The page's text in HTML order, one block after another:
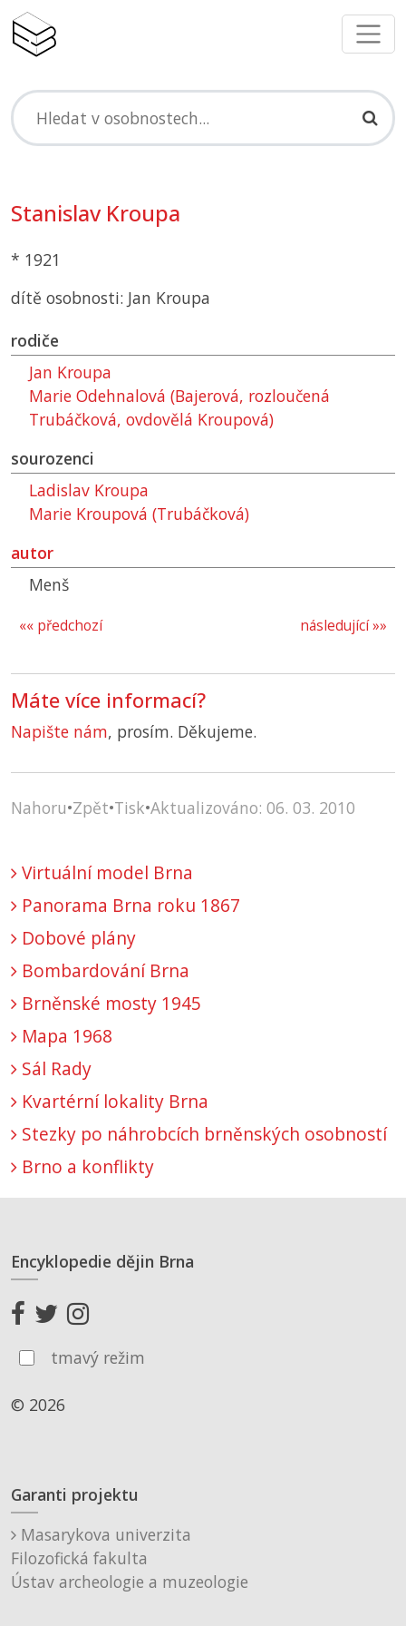
Stanislav Kroupa
* 1921
dítě osobnosti: Jan Kroupa
rodiče
Jan Kroupa
Marie Odehnalová (Bajerová, rozloučená
Trubáčková, ovdovělá Kroupová)
sourozenci
Ladislav Kroupa
Marie Kroupová (Trubáčková)
autor
Menš
následující »»
«« předchozí
Máte více informací?
Napište nám, prosím. Děkujeme.
Nahoru•Zpět•Tisk•Aktualizováno: 06. 03. 2010
Virtuální model Brna
Panorama Brna roku 1867
Dobové plány
Bombardování Brna
Brněnské mosty 1945
Mapa 1968
Sál Rady
Kvartérní lokality Brna
Stezky po náhrobcích brněnských osobností
Brno a konflikty
Encyklopedie dějin Brna
tmavý režim
© 2026
Garanti projektu
Masarykova univerzita
Filozofická fakulta
Ústav archeologie a muzeologie